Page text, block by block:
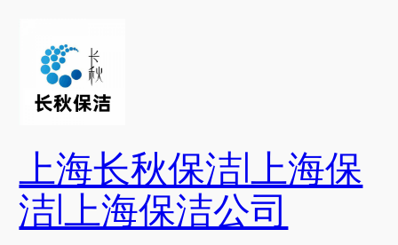
上海长秋保洁|上海保
洁|上海保洁公司